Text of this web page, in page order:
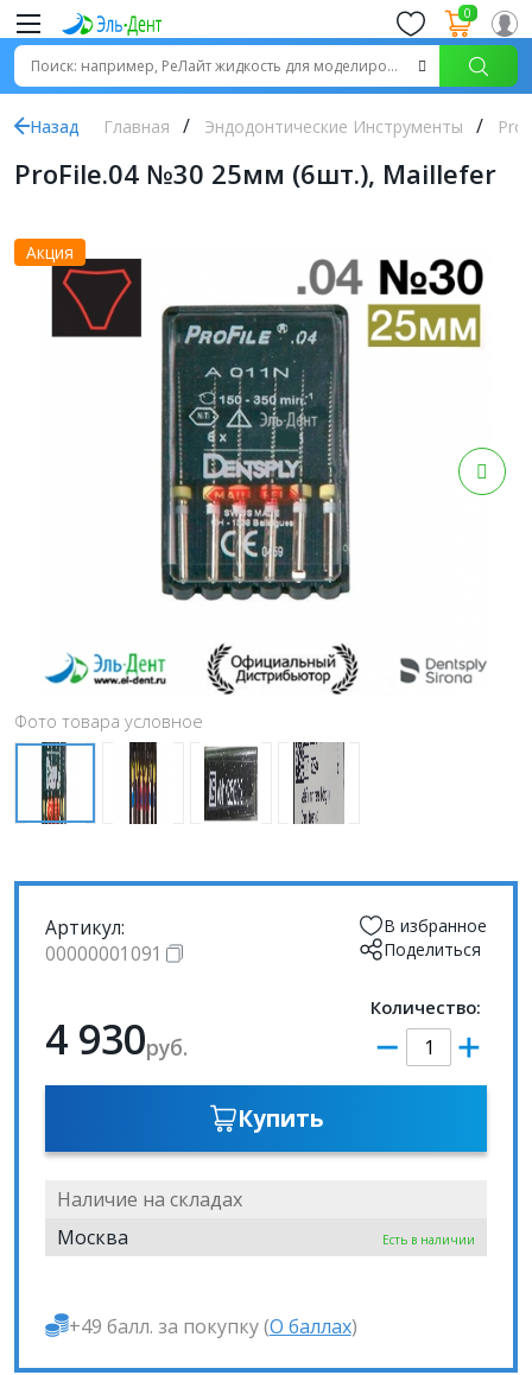
0
Назад Главная Эндодонтические Инструменты
ProFile.04 №30 25мм (6шт.), Maillefer
Акция
Фото товара условное
Артикул:
00000001091
В избранное
Поделиться
4 930руб.
Количество:
Купить
Наличие на складах
Москва
Есть в наличии
+49 балл. за покупку (О баллах)